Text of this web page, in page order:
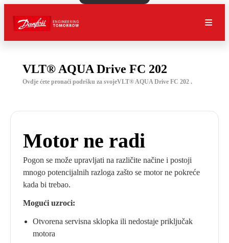
VLT® AQUA Drive FC 202
Ovdje ćete pronaći podršku za svojeVLT® AQUA Drive FC 202 .
Motor ne radi
Pogon se može upravljati na različite načine i postoji
mnogo potencijalnih razloga zašto se motor ne pokreće
kada bi trebao.
Mogući uzroci:
Otvorena servisna sklopka ili nedostaje priključak
motora